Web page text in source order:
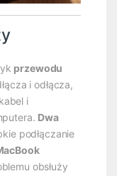
przewodu
i odłącza,
i
Dwa
podłączanie
obsłuży